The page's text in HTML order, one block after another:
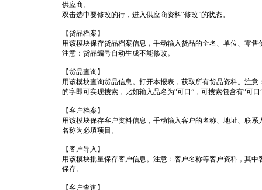
供应商。
双击选中要修改的行，进入供应商资料“修改”的状态。
【货品档案】
用该模块保存货品档案信息，手动输入货品的全名、单位、零售
注意：货品编号自动生成不能修改。
【货品查询】
用该模块查询货品信息。打开本报表，获取所有货品资料。注
的字即可实现搜索，比如输入品名为“可口”，可搜索包含有“可
【客户档案】
用该模块保存客户资料信息，手动输入客户的名称、地址、联
名称为必填项目。
【客户导入】
用该模块批量保存客户信息。注意：客户名称等客户资料，其
保存。
【客户查询】